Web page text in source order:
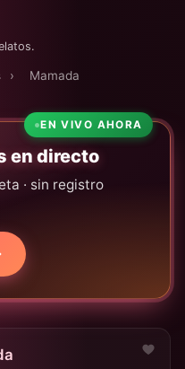
› Mamada
EN VIVO AHORA
en directo
· sin registro